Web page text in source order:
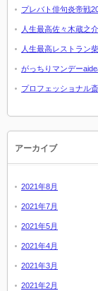
プレバト俳句炎帝戦
人生最高佐々木蔵之
人生最高レストラン
がっちりマンデー
プロフェッショナル
アーカイブ
2021年8月
2021年7月
2021年5月
2021年4月
2021年3月
2021年2月